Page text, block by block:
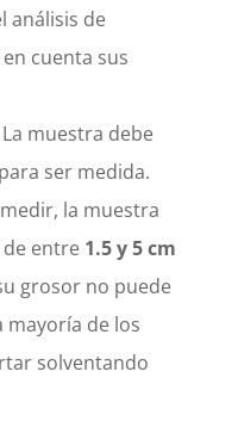
análisis de
cuenta sus
La muestra debe
ser medida.
la muestra
entre 1.5 y 5 cm
grosor no puede
mayoría de los
solventando